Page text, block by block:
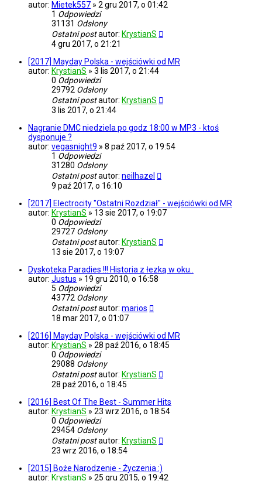
autor: Mietek557 » 2 gru 2017, o 01:42
1 Odpowiedzi
31131 Odsłony
Ostatni postautor: KrystianS
4 gru 2017, o 21:21
[2017] Mayday Polska - wejściówki od MR
autor: KrystianS » 3 lis 2017, o 21:44
0 Odpowiedzi
29792 Odsłony
Ostatni postautor: KrystianS
3 lis 2017, o 21:44
Nagranie DMC niedziela po godz 18:00 w MP3 - ktoś
dysponuje ?
autor: vegasnight9 » 8 paź 2017, o 19:54
1 Odpowiedzi
31280 Odsłony
Ostatni postautor: neilhazel
9 paź 2017, o 16:10
[2017] Electrocity "Ostatni Rozdział" - wejściówki od MR
autor: KrystianS » 13 sie 2017, o 19:07
0 Odpowiedzi
29727 Odsłony
Ostatni postautor: KrystianS
13 sie 2017, o 19:07
Dyskoteka Paradies !!! Historia z łezką w oku..
autor: Justus » 19 gru 2010, o 16:58
5 Odpowiedzi
43772 Odsłony
Ostatni postautor: marios
18 mar 2017, o 01:07
[2016] Mayday Polska - wejściówki od MR
autor: KrystianS » 28 paź 2016, o 18:45
0 Odpowiedzi
29088 Odsłony
Ostatni postautor: KrystianS
28 paź 2016, o 18:45
[2016] Best Of The Best - Summer Hits
autor: KrystianS » 23 wrz 2016, o 18:54
0 Odpowiedzi
29454 Odsłony
Ostatni postautor: KrystianS
23 wrz 2016, o 18:54
[2015] Boże Narodzenie - Życzenia :)
autor: KrystianS » 25 gru 2015, o 19:42